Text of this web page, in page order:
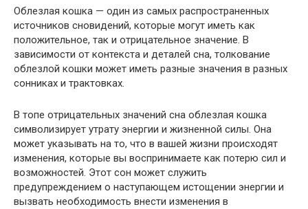
Облезлая кошка — один из самых распространенных
источников сновидений, которые могут иметь как
положительное, так и отрицательное значение. В
зависимости от контекста и деталей сна, толкование
облезлой кошки может иметь разные значения в разных
сонниках и трактовках.
В топе отрицательных значений сна облезлая кошка
символизирует утрату энергии и жизненной силы. Она
может указывать на то, что в вашей жизни происходят
изменения, которые вы воспринимаете как потерю сил и
возможностей. Этот сон может служить
предупреждением о наступающем истощении энергии и
вызвать необходимость внести изменения в